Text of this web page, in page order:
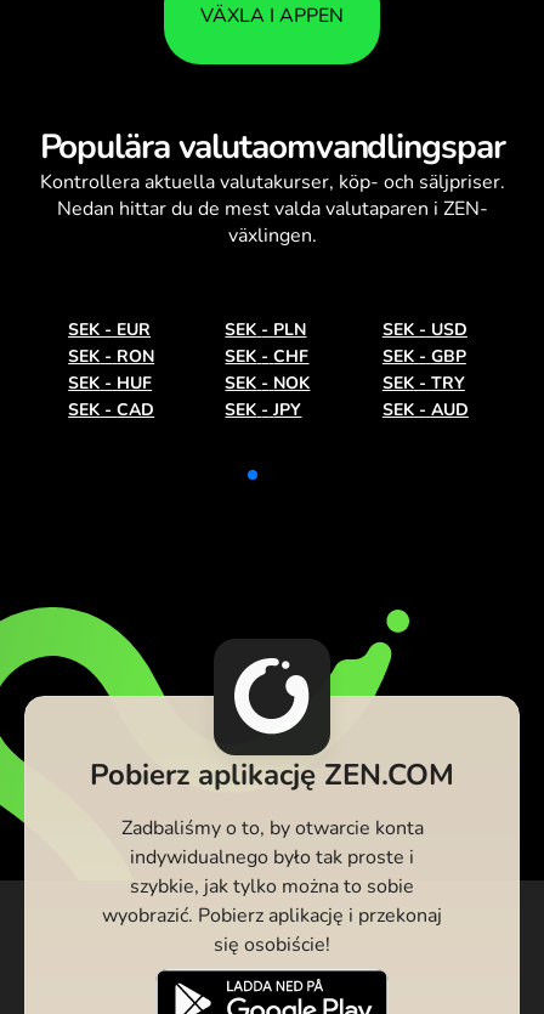
VÄXLA I APPEN
Populära valutaomvandlingspar
Kontrollera aktuellavalutakurser, köp- och säljpriser.
Nedan hittar du de mest valda valutaparen i ZEN-
växlingen.
SEK - EUR SEK - PLN SEK - USD
SEK - RON SEK - CHF SEK - GBP
SEK - HUF SEK - NOK SEK - TRY
SEK - CAD SEK - JPY SEK - AUD
Pobierz aplikację ZEN.COM
Zadbaliśmy o to, by otwarcie konta
indywidualnego było tak proste i
szybkie, jak tylko można to sobie
wyobrazić. Pobierz aplikację i przekonaj
się osobiście!